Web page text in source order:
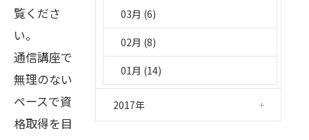
03月 (6)
02月 (8)
01月 (14)
2017年
覧くださ
い。
通信講座で
無理のない
ペースで資
格取得を目